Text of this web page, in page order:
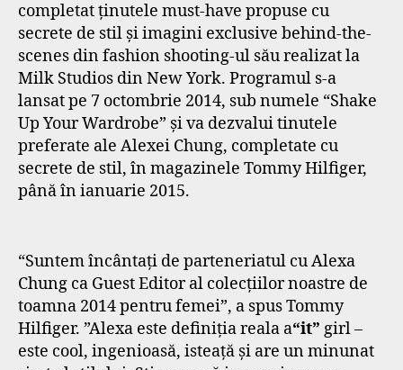
completat ţinutele must-have propuse cu
secrete de stil şi imagini exclusive behind-the-
scenes din fashion shooting-ul său realizat la
Milk Studios din New York. Programul s-a
lansat pe 7 octombrie 2014, sub numele “Shake
Up Your Wardrobe” şi va dezvalui tinutele
preferate ale Alexei Chung, completate cu
secrete de stil, în magazinele Tommy Hilfiger,
până în ianuarie 2015.
“Suntem încântaţi de parteneriatul cu Alexa
Chung ca Guest Editor al colecţiilor noastre de
toamna 2014 pentru femei”, a spus Tommy
Hilfiger. ”Alexa este definiţia reala a“it” girl –
este cool, ingenioasă, isteaţă şi are un minunat